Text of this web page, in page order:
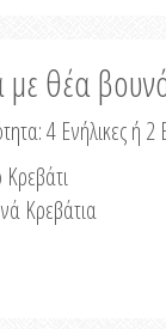
με θέα
4 Ενήλικες ή
Κρεβάτια